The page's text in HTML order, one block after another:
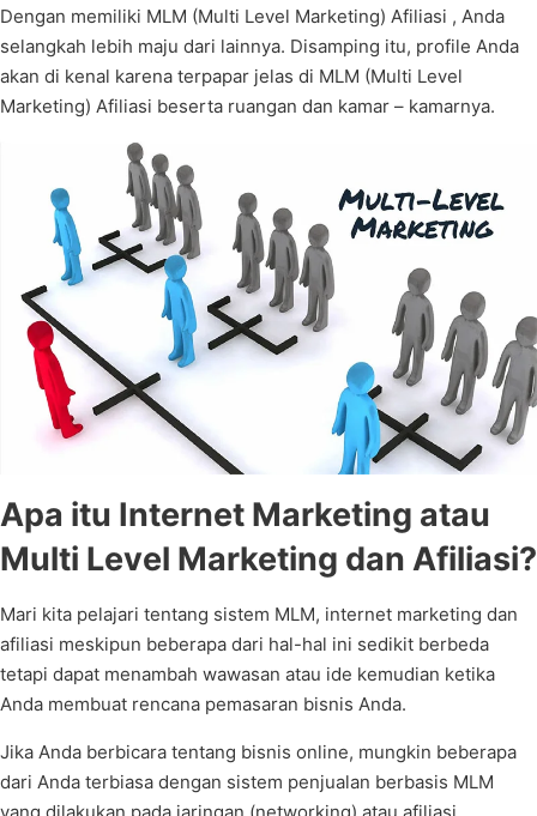
Dengan memiliki MLM (Multi Level Marketing) Afiliasi , Anda
selangkah lebih maju dari lainnya. Disamping itu, profile Anda
akan di kenal karena terpapar jelas di MLM (Multi Level
Marketing) Afiliasi beserta ruangan dan kamar – kamarnya.
Apa itu Internet Marketing atau
Multi Level Marketing dan Afiliasi?
Mari kita pelajari tentang sistem MLM, internet marketing dan
afiliasi meskipun beberapa dari hal-hal ini sedikit berbeda
tetapi dapat menambah wawasan atau ide kemudian ketika
Anda membuat rencana pemasaran bisnis Anda.
Jika Anda berbicara tentang bisnis online, mungkin beberapa
dari Anda terbiasa dengan sistem penjualan berbasis MLM